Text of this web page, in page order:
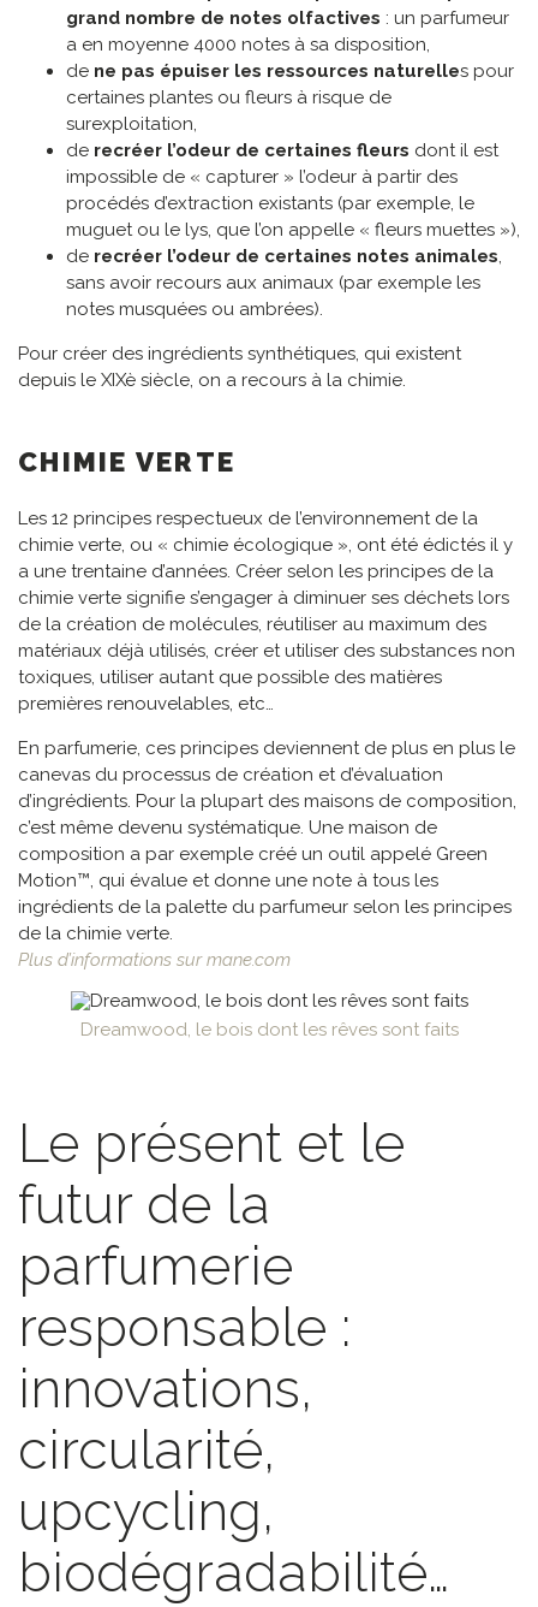
grand nombre de notes olfactives : un parfumeur
a en moyenne 4000 notes à sa disposition,
de ne pas épuiser les ressources naturelles pour
certaines plantes ou fleurs à risque de
surexploitation,
de recréer l’odeur de certaines fleurs dont il est
impossible de « capturer » l’odeur à partir des
procédés d’extraction existants (par exemple, le
muguet ou le lys, que l’on appelle « fleurs muettes »),
de recréer l’odeur de certaines notes animales,
sans avoir recours aux animaux (par exemple les
notes musquées ou ambrées).
Pour créer des ingrédients synthétiques, qui existent
depuis le XIXè siècle, on a recours à la chimie.
CHIMIE VERTE
Les 12 principes respectueux de l’environnement de la
chimie verte, ou « chimie écologique », ont été édictés il y
a une trentaine d’années. Créer selon les principes de la
chimie verte signifie s’engager à diminuer ses déchets lors
de la création de molécules, réutiliser au maximum des
matériaux déjà utilisés, créer et utiliser des substances non
toxiques, utiliser autant que possible des matières
premières renouvelables, etc…
En parfumerie, ces principes deviennent de plus en plus le
canevas du processus de création et d’évaluation
d’ingrédients. Pour la plupart des maisons de composition,
c’est même devenu systématique. Une maison de
composition a par exemple créé un outil appelé Green
Motion™, qui évalue et donne une note à tous les
ingrédients de la palette du parfumeur selon les principes
de la chimie verte.
Plus d’informations sur mane.com
Dreamwood, le bois dont les rêves sont faits
Le présent et le
futur de la
parfumerie
responsable :
innovations,
circularité,
upcycling,
biodégradabilité…